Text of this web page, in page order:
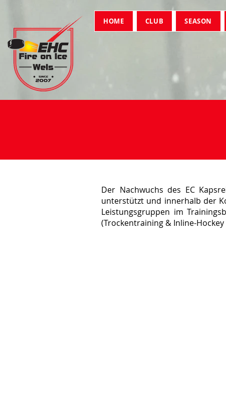
HOME CLUB SEASON
Der Nachwuchs des EC
unterstützt und innerhalb der
Leistungsgruppen im
(Trockentraining & Inline-